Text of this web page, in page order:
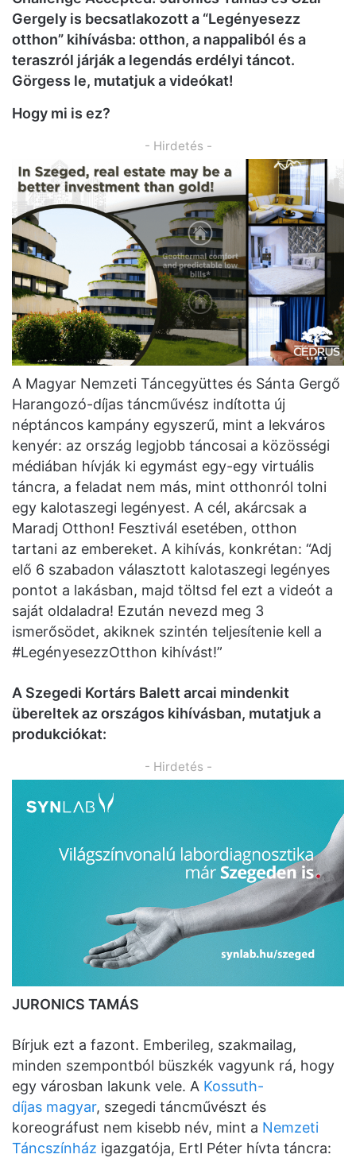
Gergely is becsatlakozott a “Legényesezz
otthon” kihívásba: otthon, a nappaliból és a
teraszról járják a legendás erdélyi táncot.
Görgess le, mutatjuk a videókat!
Hogy mi is ez?
- Hirdetés -
A Magyar Nemzeti Táncegyüttes és Sánta Gergő
Harangozó-díjas táncművész indította új
néptáncos kampány egyszerű, mint a lekváros
kenyér: az ország legjobb táncosai a közösségi
médiában hívják ki egymást egy-egy virtuális
táncra, a feladat nem más, mint otthonról tolni
egy kalotaszegi legényest. A cél, akárcsak a
Maradj Otthon! Fesztivál esetében, otthon
tartani az embereket. A kihívás, konkrétan: “Adj
elő 6 szabadon választott kalotaszegi legényes
pontot a lakásban, majd töltsd fel ezt a videót a
saját oldaladra! Ezután nevezd meg 3
ismerősödet, akiknek szintén teljesítenie kell a
#LegényesezzOtthon kihívást!”
A Szegedi Kortárs Balett arcai mindenkit
übereltek az országos kihívásban, mutatjuk a
produkciókat:
- Hirdetés -
JURONICS TAMÁS
Bírjuk ezt a fazont. Emberileg, szakmailag,
minden szempontból büszkék vagyunk rá, hogy
egy városban lakunk vele. A Kossuth-
díjas magyar, szegedi táncművészt és
koreográfust nem kisebb név, mint a Nemzeti
Táncszínház igazgatója, Ertl Péter hívta táncra: